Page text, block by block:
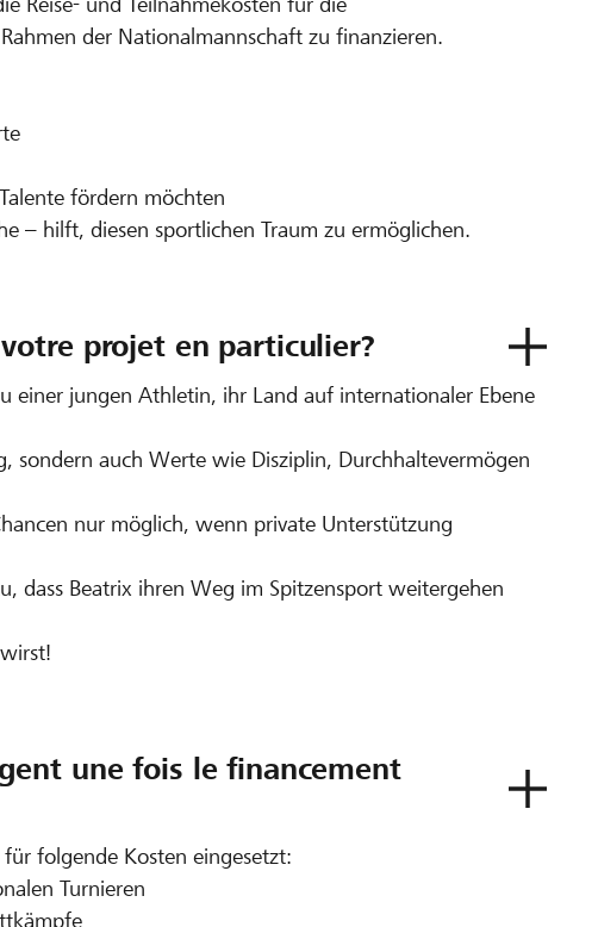
der Nationalmannschaft zu finanzieren.
fördern möchten
– hilft, diesen sportlichen Traum zu ermöglichen.
projet en particulier?
einer jungen Athletin, ihr Land auf internationaler Ebene
sondern auch Werte wie Disziplin, Durchhaltevermögen
nur möglich, wenn private Unterstützung
dass Beatrix ihren Weg im Spitzensport weitergehen
une fois le financement
folgende Kosten eingesetzt:
Turnieren